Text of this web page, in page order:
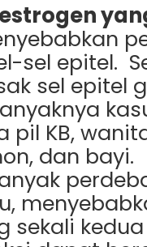
sel epitel.
sel epitel
pil KB,
dan bayi.
sekali